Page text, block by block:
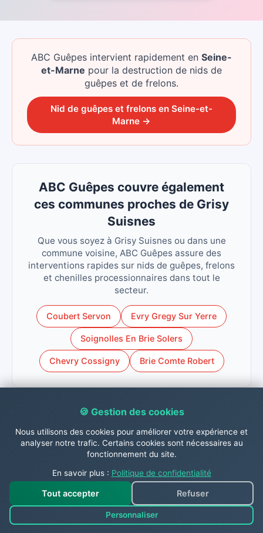
ABC Guêpes intervient rapidement en Seine-
et-Marne pour la destruction de nids de
guêpes et de frelons.
Nid de guêpes et frelons en Seine-et-
Marne →
ABC Guêpes couvre également
ces communes proches de Grisy
Suisnes
Que vous soyez à Grisy Suisnes ou dans une
commune voisine, ABC Guêpes assure des
interventions rapides sur nids de guêpes, frelons
et chenilles processionnaires dans tout le
secteur.
Coubert Servon Evry Gregy Sur Yerre
Soignolles En Brie Solers
Chevry Cossigny Brie Comte Robert
Contactez-nous dès
maintenant !
N'hésitez pas à nous contacter dès à présent par
téléphone au 06.31.26.63.84, par WhatsApp 📱,
🍪 Gestion des cookies
Nous utilisons des cookies pour améliorer votre expérience et
analyser notre trafic. Certains cookies sont nécessaires au
fonctionnement du site.
En savoir plus : Politique de confidentialité
Tout accepter
Personnaliser
Refuser